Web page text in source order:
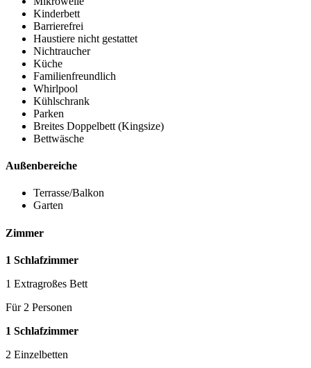
Kinderbett
Barrierefrei
Haustiere nicht gestattet
Nichtraucher
Küche
Familienfreundlich
Whirlpool
Kühlschrank
Parken
Breites Doppelbett (Kingsize)
Bettwäsche
Außenbereiche
Terrasse/Balkon
Garten
Zimmer
1 Schlafzimmer
1 Extragroßes Bett
Für 2 Personen
1 Schlafzimmer
2 Einzelbetten